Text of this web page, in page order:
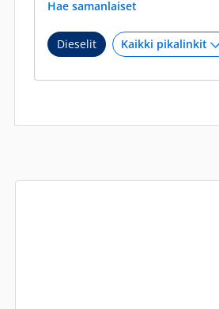
Hae samanlaiset
Dieselit